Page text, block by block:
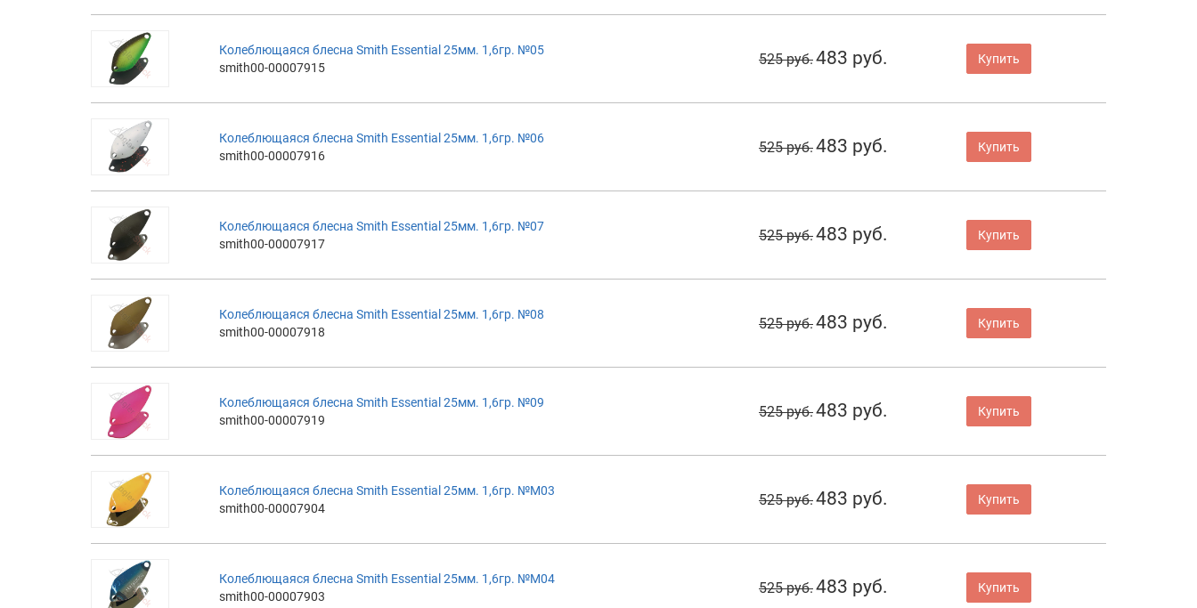
Колеблющаяся блесна Smith Essential 25мм. 1,6гр. №05
smith00-00007915
525 руб.483 руб. Купить
Колеблющаяся блесна Smith Essential 25мм. 1,6гр. №06
smith00-00007916
525 руб.483 руб. Купить
Колеблющаяся блесна Smith Essential 25мм. 1,6гр. №07
smith00-00007917
525 руб.483 руб. Купить
Колеблющаяся блесна Smith Essential 25мм. 1,6гр. №08
smith00-00007918
525 руб.483 руб. Купить
Колеблющаяся блесна Smith Essential 25мм. 1,6гр. №09
smith00-00007919
525 руб.483 руб. Купить
Колеблющаяся блесна Smith Essential 25мм. 1,6гр. №M03
smith00-00007904
525 руб.483 руб. Купить
Колеблющаяся блесна Smith Essential 25мм. 1,6гр. №M04
smith00-00007903
525 руб.483 руб. Купить